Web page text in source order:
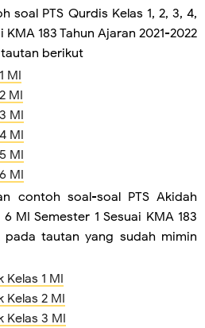
soal PTS Qurdis Kelas 1, 2, 3, 4,
183 Tahun Ajaran 2021-2022
berikut
MI
MI
MI
MI
MI
MI
contoh soal-soal PTS Akidah
MI Semester 1 Sesuai KMA 183
pada tautan yang sudah mimin
Kelas 1 MI
Kelas 2 MI
Kelas 3 MI